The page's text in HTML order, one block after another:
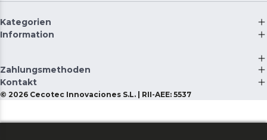
Kategorien
Information
Zahlungsmethoden
Kontakt
© 2026 Cecotec Innovaciones S.L. | RII-AEE: 5537